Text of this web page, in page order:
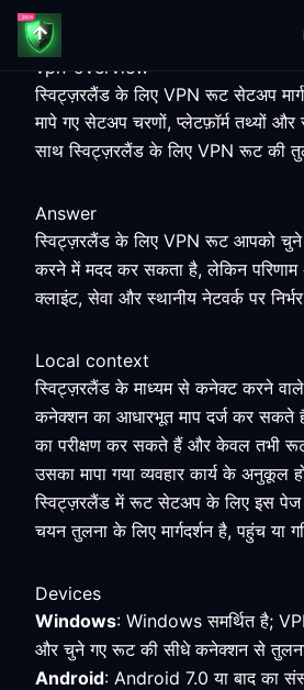
vpn-overview
स्विट्ज़रलैंड के लिए VPN रूट सेटअप
मापे गए सेटअप चरणों, प्लेटफ़ॉर्म तथ्यों
साथ स्विट्ज़रलैंड के लिए VPN रूट की
Answer
स्विट्ज़रलैंड के लिए VPN रूट आपको
करने में मदद कर सकता है, लेकिन परिणाम
क्लाइंट, सेवा और स्थानीय नेटवर्क पर
Local context
स्विट्ज़रलैंड के माध्यम से कनेक्ट करने
कनेक्शन का आधारभूत माप दर्ज कर सकते
का परीक्षण कर सकते हैं और केवल तभी
उसका मापा गया व्यवहार कार्य के अनुकूल
स्विट्ज़रलैंड में रूट सेटअप के लिए इस पेज
चयन तुलना के लिए मार्गदर्शन है, पहुंच या
Devices
Windows: Windows समर्थित है;
और चुने गए रूट की सीधे कनेक्शन से
Android: Android 7.0 या बाद का